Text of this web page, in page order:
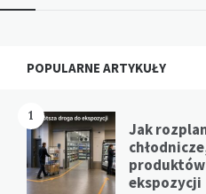
Widgets
POPULARNE ARTYKUŁY
1
Jak
ekspozycji